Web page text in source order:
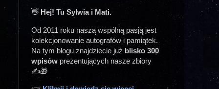
👋 Hej! Tu Sylwia i Mati.
Od 2011 roku naszą wspólną pasją jest
kolekcjonowanie autografów i pamiątek.
Na tym blogu znajdziecie już blisko 300
wpisów prezentujących nasze zbiory
✍️🎁